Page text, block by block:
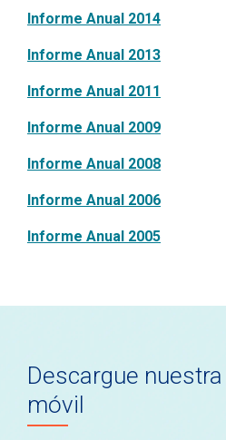
Open Records
Get Connected with Us
Informe Anual 2014
Informe Anual 2013
Informe Anual 2011
Informe Anual 2009
Informe Anual 2008
Informe Anual 2006
Informe Anual 2005
Descargue
móvil